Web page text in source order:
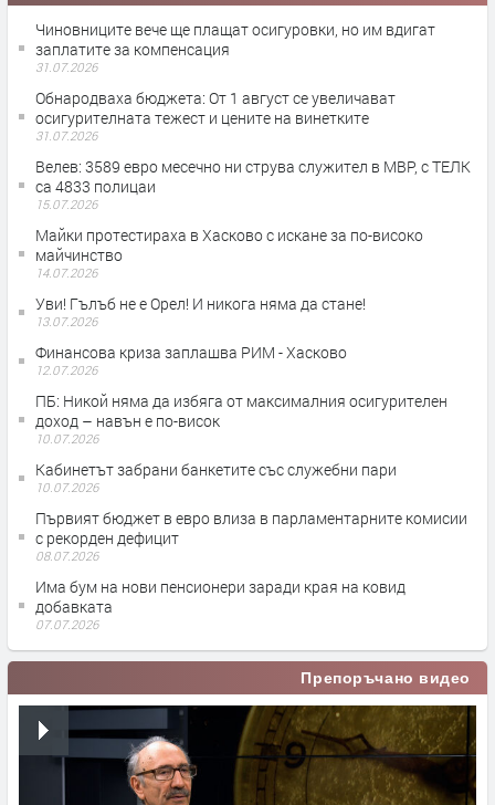
Чиновниците вече ще плащат осигуровки, но им вдигат
заплатите за компенсация
31.07.2026
Обнародваха бюджета: От 1 август се увеличават
осигурителната тежест и цените на винетките
31.07.2026
Велев: 3589 евро месечно ни струва служител в МВР, с ТЕЛК
са 4833 полицаи
15.07.2026
Майки протестираха в Хасково с искане за по-високо
майчинство
14.07.2026
Уви! Гълъб не е Орел! И никога няма да стане!
13.07.2026
Финансова криза заплашва РИМ - Хасково
12.07.2026
ПБ: Никой няма да избяга от максималния осигурителен
доход – навън е по-висок
10.07.2026
Кабинетът забрани банкетите със служебни пари
10.07.2026
Първият бюджет в евро влиза в парламентарните комисии
с рекорден дефицит
08.07.2026
Има бум на нови пенсионери заради края на ковид
добавката
07.07.2026
Препоръчано видео